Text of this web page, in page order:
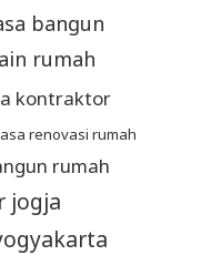
bangun
rumah
kontraktor
renovasi rumah
rumah
jogja